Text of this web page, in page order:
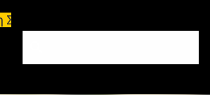
διαμερισμάτων Σπάρτη